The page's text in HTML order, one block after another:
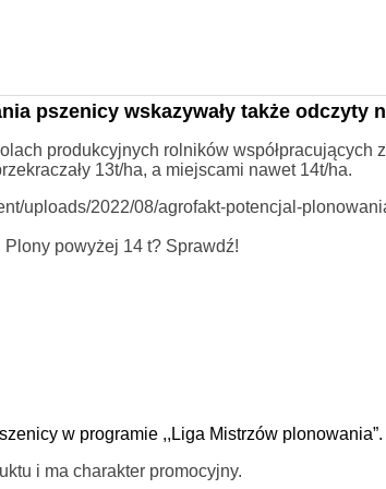
pszenicy wskazywały także odczyty
produkcyjnych rolników współpracujących
13t/ha, a miejscami nawet 14t/ha.
uploads/2022/08/agrofakt-potencjal-
Plony powyżej 14 t? Sprawdź!
w programie ,,Liga Mistrzów
i ma charakter promocyjny.